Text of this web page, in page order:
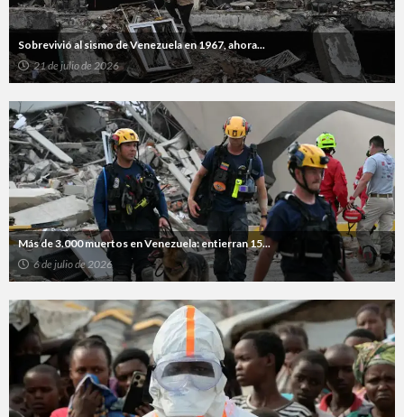
Sobrevivió al sismo de Venezuela en 1967, ahora...
21 de julio de 2026
Más de 3.000 muertos en Venezuela: entierran 15...
6 de julio de 2026